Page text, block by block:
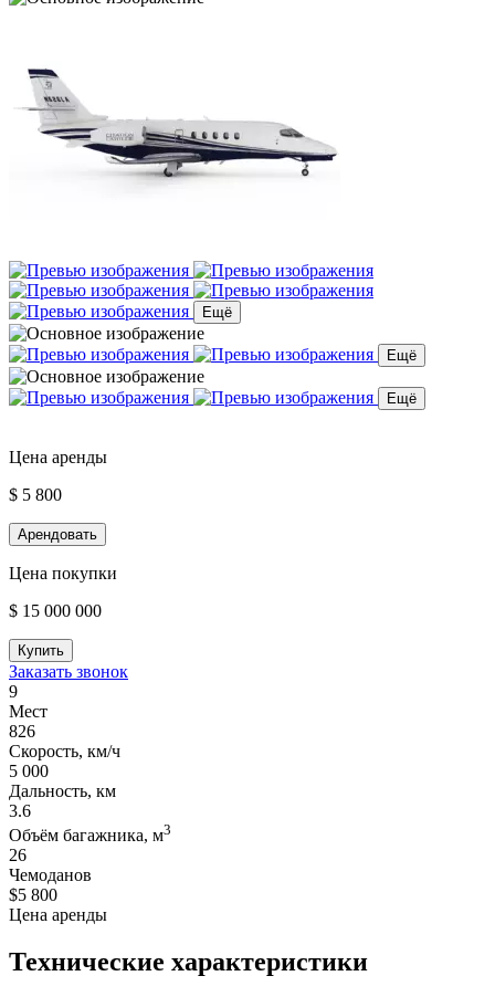
Ещё
Ещё
Ещё
Цена аренды
$ 5 800
Арендовать
Цена покупки
$ 15 000 000
Купить
Заказать звонок
9
Мест
826
Скорость, км/ч
5 000
Дальность, км
3.6
Объём багажника, м3
26
Чемоданов
$5 800
Цена аренды
Технические характеристики